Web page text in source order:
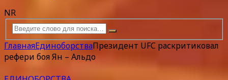
NR
ГлавнаяЕдиноборстваПрезидент UFC раскритиковал
рефери боя Ян – Альдо